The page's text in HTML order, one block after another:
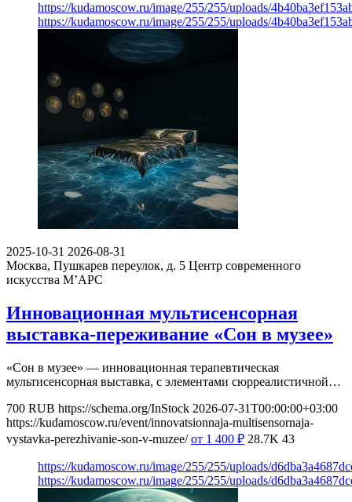
https://kudamoscow.ru/image/255/255/uploads/
https://kudamoscow.ru/image/255/255/uploads/
2025-10-31 2026-08-31
Москва, Пушкарев переулок, д. 5 Центр современного
искусства М’АРС
Инновационная мультисенсорная
выставка-переживание «Сон в музее»
«Сон в музее» — инновационная терапевтическая
мультисенсорная выставка, с элементами сюрреалистичной…
700 RUB https://schema.org/InStock 2026-07-31T00:00:00+03:00
https://kudamoscow.ru/event/innovatsionnaja-multisensornaja-
vystavka-perezhivanie-son-v-muzee/ от 1 400 ₽ 28.7K 43
https://kudamoscow.ru/image/255/255/uploads/
https://kudamoscow.ru/image/255/255/uploads/